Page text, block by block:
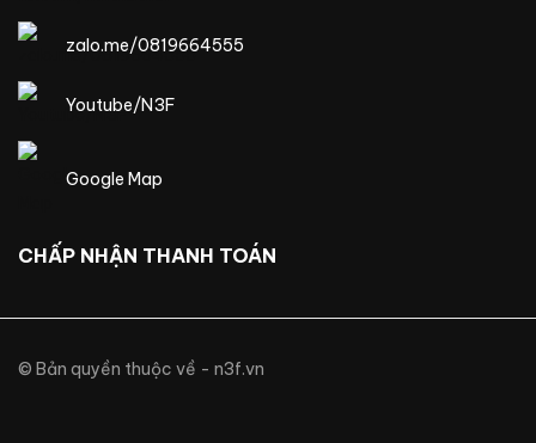
zalo.me/0819664555
Youtube/N3F
Google Map
CHẤP NHẬN THANH TOÁN
© Bản quyền thuộc về - n3f.vn